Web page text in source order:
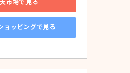
市場で見る
ョッピングで見る